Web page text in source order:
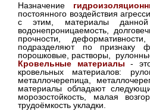
Назначение
постоянного воздействия
с этим, материалы данной
водонепроницаемость,
прочности,
подразделяют по признаку
порошковые, растворы,
Кровельные материалы -
кровельных материалов:
металлочерепица,
материалы обладают
морозостойкость, малая
трудоёмкость укладки.